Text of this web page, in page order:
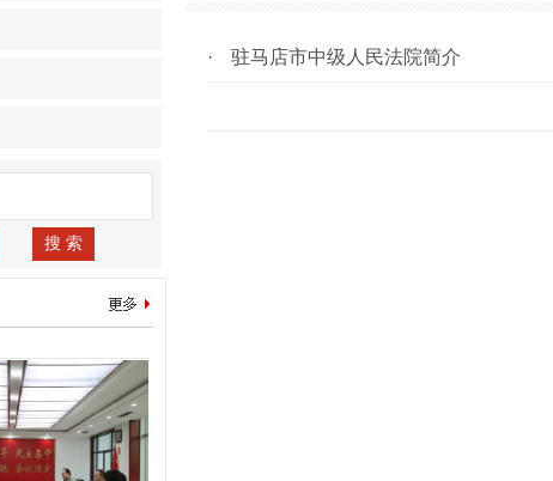
搜 索
· 驻马店市中级人民法院简介